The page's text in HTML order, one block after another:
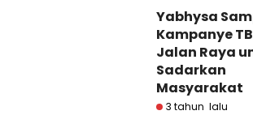
Yabhysa
Kampanye
Jalan Raya
Sadarkan
Masyarakat
3 tahun lalu